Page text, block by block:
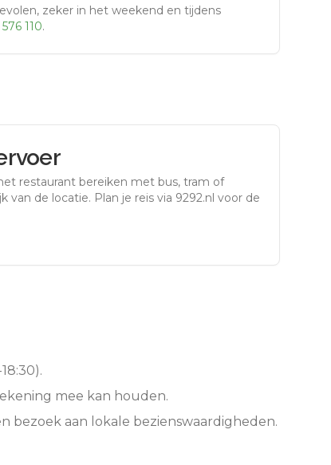
zeker in het weekend en tijdens
576 110.
restaurant bereiken met bus, tram of
van de locatie. Plan je reis via 9292.nl voor de
mee kan houden.
bezoek aan lokale bezienswaardigheden.